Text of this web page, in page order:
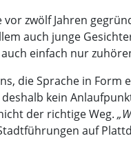
zwölf Jahren
auch junge
einfach nur
die Sprache in
kein
der richtige Weg.
auf